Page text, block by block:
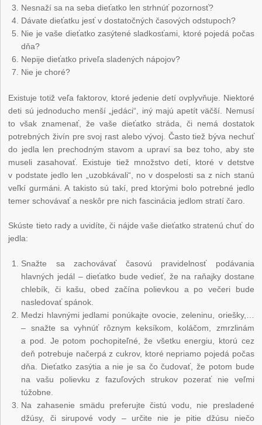
Nesnaží sa na seba dieťatko len strhnúť pozornosť?
Dávate dieťatku jesť v dostatočných časových odstupoch?
Nie je vaše dieťatko zasýtené sladkosťami, ktoré pojedá počas
dňa?
Nepije dieťatko priveľa sladených nápojov?
Nie je choré?
Existuje totiž veľa faktorov, ktoré jedenie detí ovplyvňuje. Niektoré
deti sú jednoducho menší „jedáci“, iný majú apetít väčší. Nemusí
to však znamenať, že vaše dieťatko stráda, či nemá dostatok
potrebných živín pre svoj rast alebo vývoj. Často tiež býva nechuť
do jedla len prechodným stavom a upraví sa bez toho, aby ste
museli zasahovať. Existuje tiež množstvo detí, ktoré v detstve
v podstate jedlo len „uzobkávali“, no v dospelosti sa z nich stanú
veľkí gurmáni. A takisto sú takí, pred ktorými bolo potrebné jedlo
temer schovávať a neskôr pre nich fascinácia jedlom stratí čaro.
Skúste tieto rady a uvidíte, či nájde vaše dieťatko stratenú chuť do
jedla:
Snažte sa zachovávať časovú pravidelnosť podávania
hlavných jedál – dieťatko bude vedieť, že na raňajky dostane
chlebík, či kašu, obed začína polievkou a po večeri bude
nasledovať spánok.
Medzi hlavnými jedlami ponúkajte ovocie, zeleninu, oriešky,…
– snažte sa vyhnúť rôznym keksíkom, koláčom, zmrzlinám
a pod. Je potom pochopiteľné, že všetku energiu, ktorú cez
deň potrebuje načerpá z cukrov, ktoré nepriamo pojedá počas
dňa. Dieťatko zasýtia a nie je sa čo čudovať, že potom bude
na vašu polievku z fazuľových strukov pozerať nie veľmi
túžobne.
Na zahasenie smädu preferujte čistú vodu, nie presladené
džúsy, či sirupové vody – určite nie je pitie džúsu niečo